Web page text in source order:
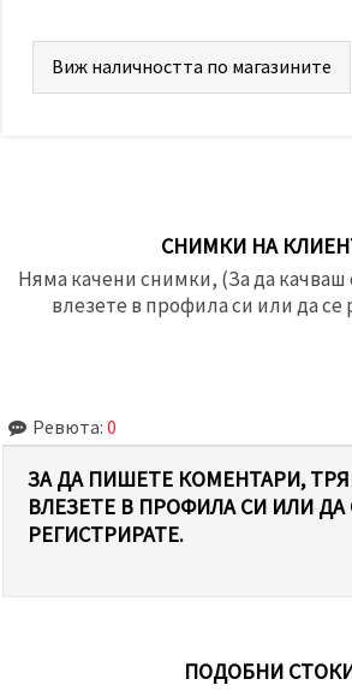
Виж наличността по магазините
СНИМКИ НА
Няма качени снимки, (За да
влезете в профила си или да се
Ревюта: 0
ЗА ДА ПИШЕТЕ КОМЕНТАРИ,
ВЛЕЗЕТЕ В ПРОФИЛА СИ ИЛИ ДА
РЕГИСТРИРАТЕ.
ПОДОБНИ